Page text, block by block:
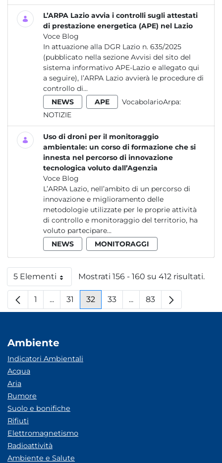
L’ARPA Lazio avvia i controlli sugli attestati
di prestazione energetica (APE) nel Lazio
Voce Blog
In attuazione alla DGR Lazio n. 635/2025
(pubblicato nella sezione Avvisi del sito del
sistema informativo APE-Lazio e allegato qui
a seguire), l’ARPA Lazio avvierà le procedure di
controllo di...
NEWS
APE
VocabolarioArpa:
NOTIZIE
Uso di droni per il monitoraggio
ambientale: un corso di formazione che si
innesta nel percorso di innovazione
tecnologica voluto dall’Agenzia
Voce Blog
L’ARPA Lazio, nell’ambito di un percorso di
innovazione e miglioramento delle
metodologie utilizzate per le proprie attività
di controllo e monitoraggio del territorio, ha
voluto partecipare...
NEWS
MONITORAGGI
5 ElementiPer paginaMostrati 156 - 160 su 412 risultati.
Pagina
1 ...Pagine intermedie
Pagina
31 Pagina
32 Pagina
33 ...Pagine intermedie
Pagina
83
Ambiente
Indicatori Ambientali
Acqua
Aria
Rumore
Suolo e bonifiche
Rifiuti
Elettromagnetismo
Radioattività
Ambiente e Salute